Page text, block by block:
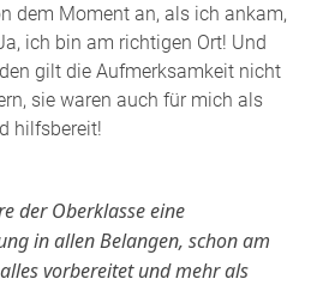
dem Moment an, als ich ankam,
ich bin am richtigen Ort! Und
gilt die Aufmerksamkeit nicht
sie waren auch für mich als
hilfsbereit!
der Oberklasse eine
in allen Belangen, schon am
vorbereitet und mehr als